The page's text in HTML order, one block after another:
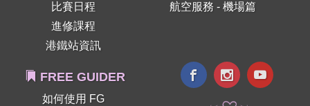
比賽日程
進修課程
港鐵站資訊
航空服務 - 機場篇
FREE GUIDER
如何使用 FG